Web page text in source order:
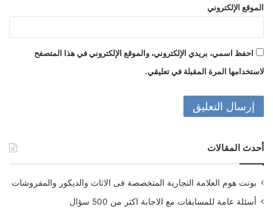
الموقع الإلكتروني
احفظ اسمي، بريدي الإلكتروني، والموقع الإلكتروني في هذا المتصفح
لاستخدامها المرة المقبلة في تعليقي.
أحدث المقالات
بونت هوم العلامة التجارية المتخصصة فى الاثاث والديكور والمفروشات
أسئلة عامة للمسابقات مع الاجابة اكثر من 500 سؤال